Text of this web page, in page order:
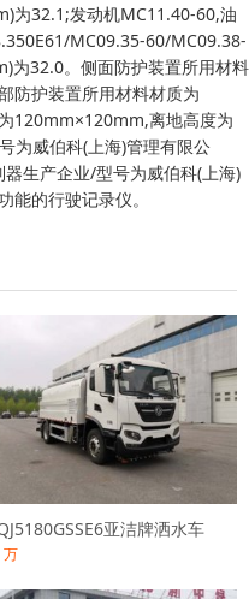
为32.1;发动机MC11.40-60,油
MC09.35-60/MC09.38-
为32.0。侧面防护装置所用材料
防护装置所用材料材质为
120mm×120mm,离地高度为
为威伯科(上海)管理有限公
生产企业/型号为威伯科(上海)
能的行驶记录仪。
亚洁牌洒水车
万